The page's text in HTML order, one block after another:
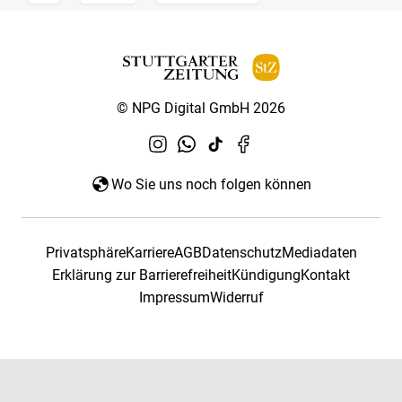
© NPG Digital GmbH 2026
Wo Sie uns noch folgen können
PrivatsphäreKarriereAGBDatenschutzMediadaten
Erklärung zur BarrierefreiheitKündigungKontakt
ImpressumWiderruf